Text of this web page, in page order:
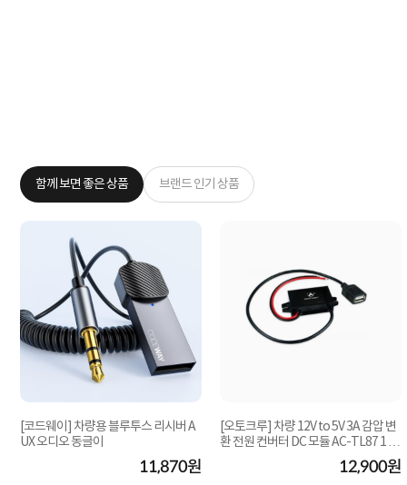
함께 보면 좋은 상품 브랜드 인기 상품
[코드웨이] 차량용 블루투스 리시버 A
UX 오디오 동글이
11,870원
[오토크루] 차량 12V to 5V 3A 감압 변
환 전원 컨버터 DC 모듈 AC-TL87 1 U
12,900원